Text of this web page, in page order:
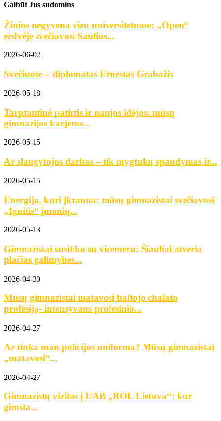
Galbūt Jus sudomins
Žinios negyvena vien universitetuose: „Open“
erdvėje svečiavosi Saulius...
2026-06-02
Svečiuose – diplomatas Ernestas Grabažis
2026-05-18
Tarptautinė patirtis ir naujos idėjos: mūsų
gimnazijos karjeros...
2026-05-15
Ar slaugytojos darbas – tik mygtukų spaudymas ir...
2026-05-15
Energija, kuri įkrauna: mūsų gimnazistai svečiavosi
„Ignitis“ įmonių...
2026-05-13
Gimnazistai susitiko su vicemeru: Šiauliai atveria
plačias galimybes...
2026-04-30
Mūsų gimnazistai matavosi baltojo chalato
profesiją- intensyvaus profesinio...
2026-04-27
Ar tinka man policijos uniforma? Mūsų gimnazistai
„matavosi“...
2026-04-27
Gimnazistų vizitas į UAB „ROL Lietuva“: kur
gimsta...